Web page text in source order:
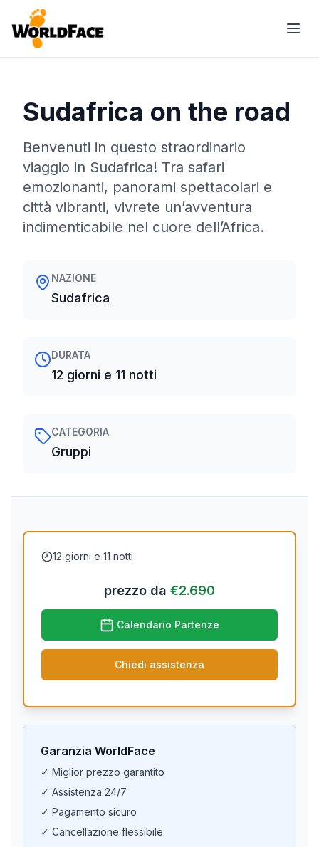
Sudafrica on the road
Benvenuti in questo straordinario
viaggio in Sudafrica! Tra safari
emozionanti, panorami spettacolari e
città vibranti, vivrete un’avventura
indimenticabile nel cuore dell’Africa.
NAZIONE
Sudafrica
DURATA
12 giorni e 11 notti
CATEGORIA
Gruppi
12 giorni e 11 notti
prezzo da €2.690
Calendario Partenze
Chiedi assistenza
Garanzia WorldFace
✓ Miglior prezzo garantito
✓ Assistenza 24/7
✓ Pagamento sicuro
✓ Cancellazione flessibile